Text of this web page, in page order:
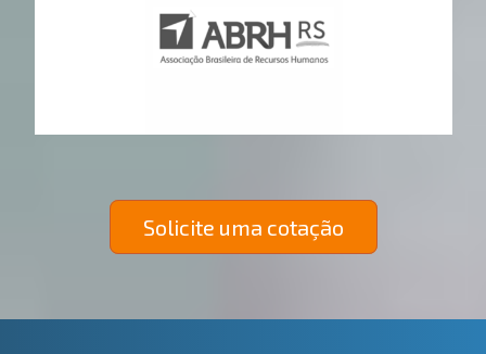
Solicite uma cotação